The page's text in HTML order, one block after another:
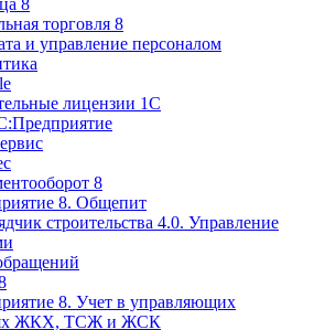
8
торговля 8
и управление персоналом
лицензии 1С
8
8. Общепит
строительства 4.0. Управление
8. Учет в управляющих
ЖКХ, ТСЖ и ЖСК